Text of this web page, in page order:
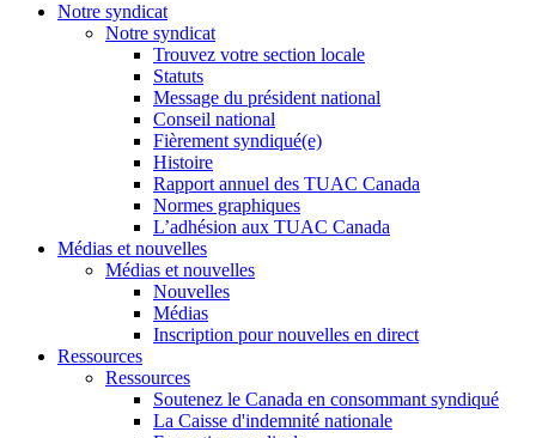
Notre syndicat
Notre syndicat
Trouvez votre section locale
Statuts
Message du président national
Conseil national
Fièrement syndiqué(e)
Histoire
Rapport annuel des TUAC Canada
Normes graphiques
L’adhésion aux TUAC Canada
Médias et nouvelles
Médias et nouvelles
Nouvelles
Médias
Inscription pour nouvelles en direct
Ressources
Ressources
Soutenez le Canada en consommant syndiqué
La Caisse d'indemnité nationale